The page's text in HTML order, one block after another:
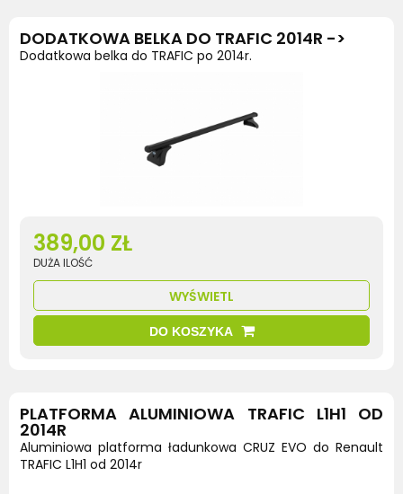
DODATKOWA BELKA DO TRAFIC 2014R ->
Dodatkowa belka do TRAFIC po 2014r.
389,00 ZŁ
DUŻA ILOŚĆ
WYŚWIETL
DO KOSZYKA
PLATFORMA ALUMINIOWA TRAFIC L1H1 OD
2014R
Aluminiowa platforma ładunkowa CRUZ EVO do Renault
TRAFIC L1H1 od 2014r